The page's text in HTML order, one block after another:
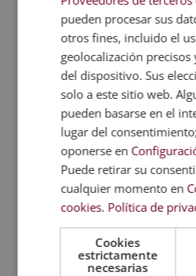
como en acciones
empresas. Conocerás
formación profesional
financiera de la acción
prevención de riesgos
en docencia e
capacitado para
formación y los
profesionalidad, así
desempeñar planes
desarrollo del talento
empresa.
pueden procesar sus
otros fines, incluido el
geolocalización precisos
del dispositivo. Sus
solo a este sitio web.
pueden basarse en el
lugar del
oponerse en
Puede retirar su
cualquier momento en
cookies. Política de
Cookies
estrictamente
necesarias